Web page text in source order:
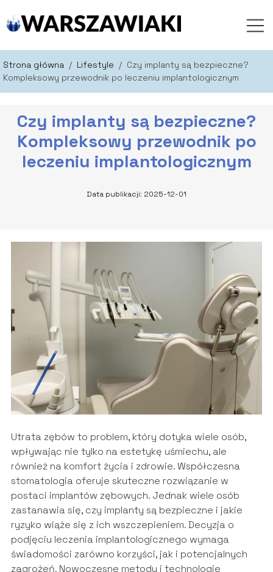
Strona główna / Lifestyle / Czy implanty są bezpieczne?
Kompleksowy przewodnik po leczeniu implantologicznym
Czy implanty są bezpieczne?
Kompleksowy przewodnik po
leczeniu implantologicznym
Data publikacji: 2025-12-01
Utrata zębów to problem, który dotyka wiele osób,
wpływając nie tylko na estetykę uśmiechu, ale
również na komfort życia i zdrowie. Współczesna
stomatologia oferuje skuteczne rozwiązanie w
postaci implantów zębowych. Jednak wiele osób
zastanawia się, czy implanty są bezpieczne i jakie
ryzyko wiąże się z ich wszczepieniem. Decyzja o
podjęciu leczenia implantologicznego wymaga
świadomości zarówno korzyści, jak i potencjalnych
zagrożeń. Nowoczesne metody i technologie